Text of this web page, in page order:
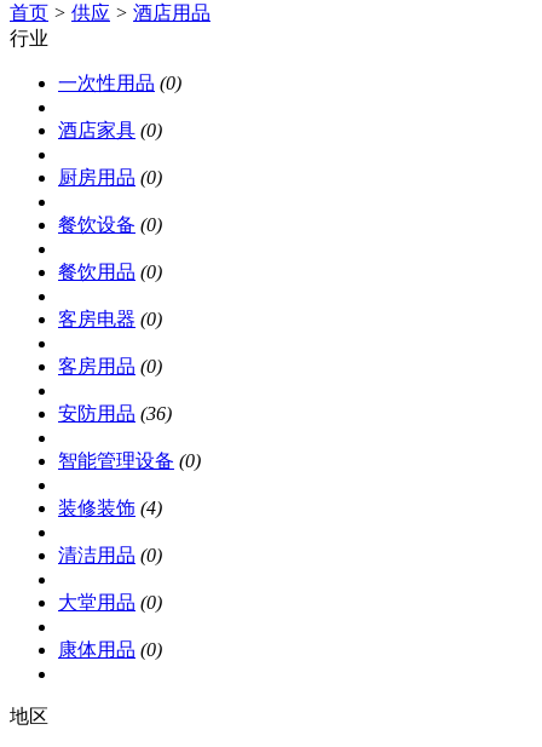
首页 > 供应 > 酒店用品
行业
一次性用品 (0)
酒店家具 (0)
厨房用品 (0)
餐饮设备 (0)
餐饮用品 (0)
客房电器 (0)
客房用品 (0)
安防用品 (36)
智能管理设备 (0)
装修装饰 (4)
清洁用品 (0)
大堂用品 (0)
康体用品 (0)
地区